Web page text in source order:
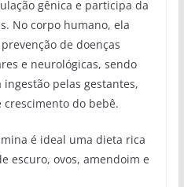
gênica e participa da
No corpo humano, ela
de doenças
e neurológicas, sendo
pelas gestantes,
do bebê.
é ideal uma dieta rica
escuro, ovos, amendoim e